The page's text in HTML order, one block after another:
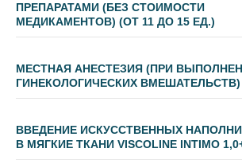
ПРЕПАРАТАМИ (БЕЗ СТОИМОСТИ
МЕДИКАМЕНТОВ) (ОТ 11 ДО 15 ЕД.)
МЕСТНАЯ АНЕСТЕЗИЯ (ПРИ
ГИНЕКОЛОГИЧЕСКИХ ВМЕШАТЕЛЬСТВ)
ВВЕДЕНИЕ ИСКУССТВЕННЫХ
В МЯГКИЕ ТКАНИ VISCOLINE INTIMO